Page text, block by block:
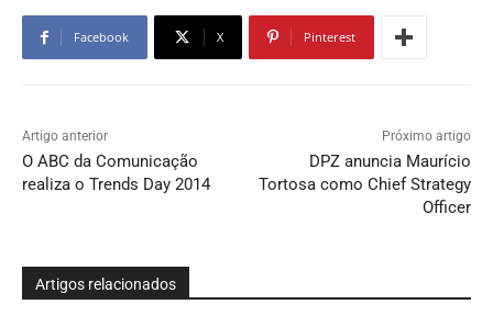
Facebook X Pinterest
Artigo anterior
O ABC da Comunicação
realiza o Trends Day 2014
Próximo artigo
DPZ anuncia Maurício
Tortosa como Chief Strategy
Officer
Artigos relacionados